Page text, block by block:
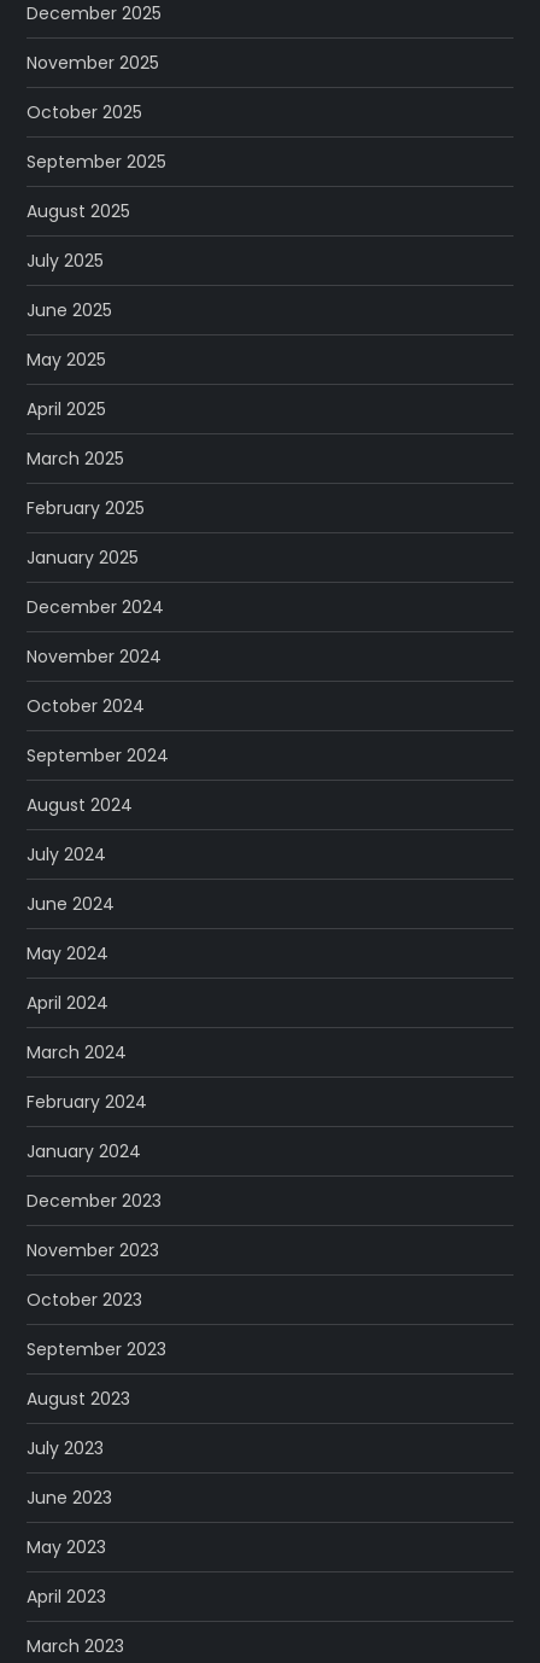
December 2025
November 2025
October 2025
September 2025
August 2025
July 2025
June 2025
May 2025
April 2025
March 2025
February 2025
January 2025
December 2024
November 2024
October 2024
September 2024
August 2024
July 2024
June 2024
May 2024
April 2024
March 2024
February 2024
January 2024
December 2023
November 2023
October 2023
September 2023
August 2023
July 2023
June 2023
May 2023
April 2023
March 2023